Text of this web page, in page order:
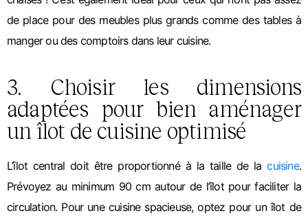
de place pour des meubles plus grands comme des tables à
manger ou des comptoirs dans leur cuisine.
3. Choisir les dimensions
adaptées pour bien aménager
un îlot de cuisine optimisé
L’îlot central doit être proportionné à la taille de lacuisine.
Prévoyez au minimum 90 cm autour de l’îlot pour faciliter la
circulation. Pour une cuisine spacieuse, optez pour un îlot de